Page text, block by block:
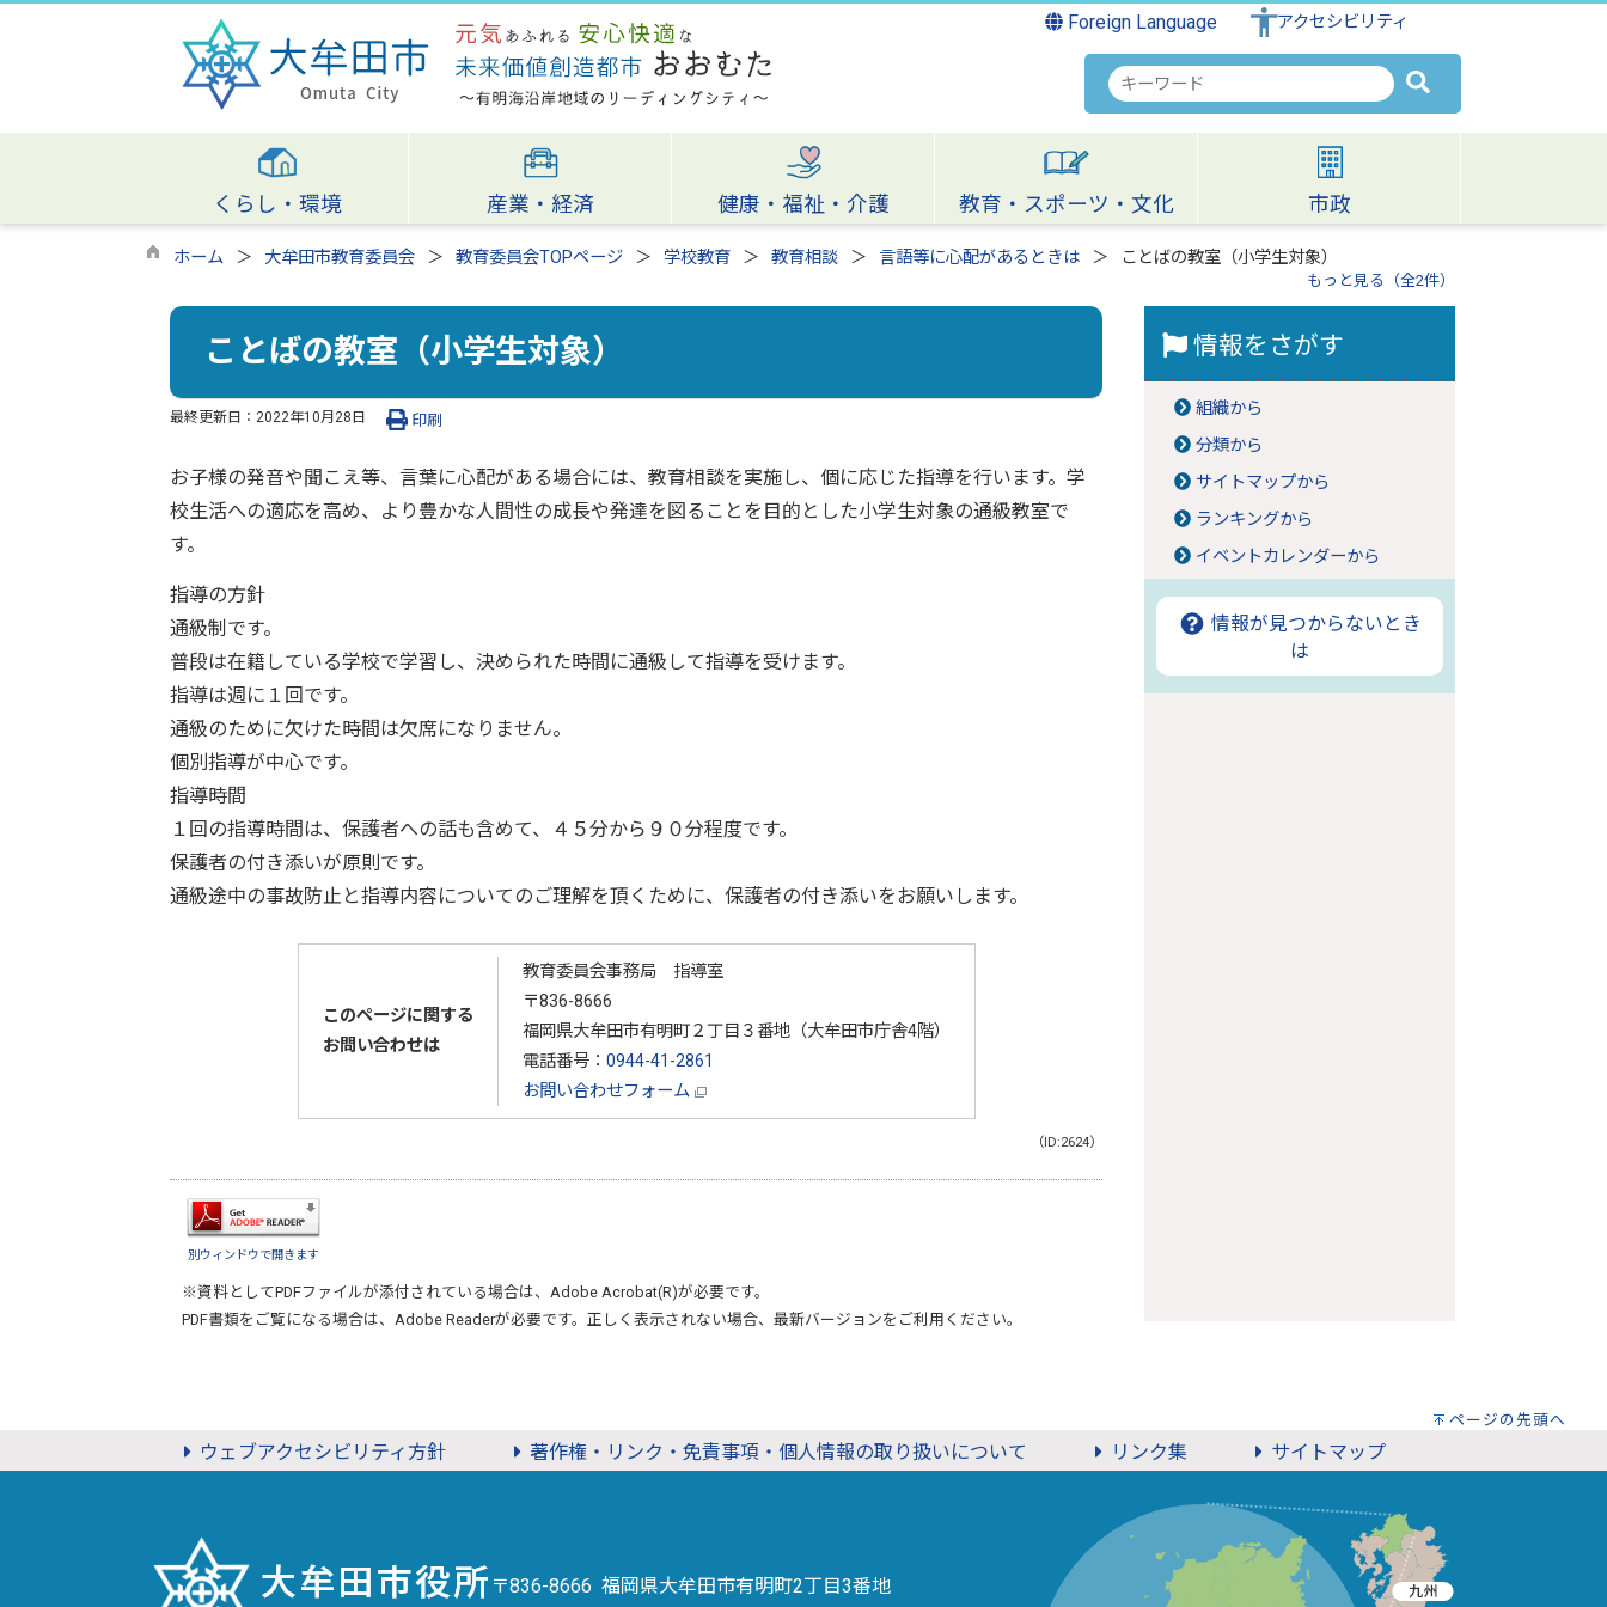
Foreign Language アクセシビリティ
検
索
キ
ワ
ー
ド
くらし・環境 産業・経済 健康・福祉・介護 教育・スポーツ・文化 市政
ホーム 大牟田市教育委員会 教育委員会TOPページ 学校教育 教育相談 言語等に心配があるときは ことばの教室（小学生対象）
もっと見る（全2件）
ことばの教室（小学生対象）
最終更新日： 2022年10月28日 印刷
お子様の発音や聞こえ等、言葉に心配がある場合には、教育相談を実施し、個に応じた指導を行います。学
校生活への適応を高め、より豊かな人間性の成長や発達を図ることを目的とした小学生対象の通級教室で
す。
指導の方針
通級制です。
普段は在籍している学校で学習し、決められた時間に通級して指導を受けます。
指導は週に１回です。
通級のために欠けた時間は欠席になりません。
個別指導が中心です。
指導時間
１回の指導時間は、保護者への話も含めて、４５分から９０分程度です。
保護者の付き添いが原則です。
通級途中の事故防止と指導内容についてのご理解を頂くために、保護者の付き添いをお願いします。
このページに関する
お問い合わせは
教育委員会事務局 指導室
〒836-8666
福岡県大牟田市有明町２丁目３番地（大牟田市庁舎4階）
電話番号： 0944-41-2861
お問い合わせフォーム
（ID:2624）
別ウィンドウで開きます
※資料としてPDFファイルが添付されている場合は、 Adobe Acrobat(R)が必要です。
PDF書類をご覧になる場合は、 Adobe Readerが必要です。正しく表示されない場合、最新バージョンをご利用ください。
情報をさがす
組織から
分類から
サイトマップから
ランキングから
イベントカレンダーから
情報が見つからないとき
は
ページの先頭へ
ウェブアクセシビリティ方針 著作権・リンク・免責事項・個人情報の取り扱いについて リンク集 サイトマップ
〒836-8666 福岡県大牟田市有明町2丁目3番地